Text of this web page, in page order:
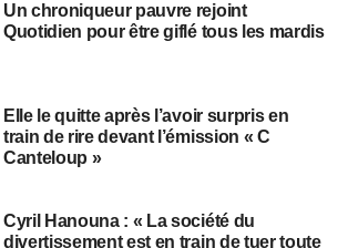
Un chroniqueur pauvre rejoint
Quotidien pour être giflé tous les mardis
Elle le quitte après l’avoir surpris en
train de rire devant l’émission « C
Canteloup »
Cyril Hanouna : « La société du
divertissement est en train de tuer toute